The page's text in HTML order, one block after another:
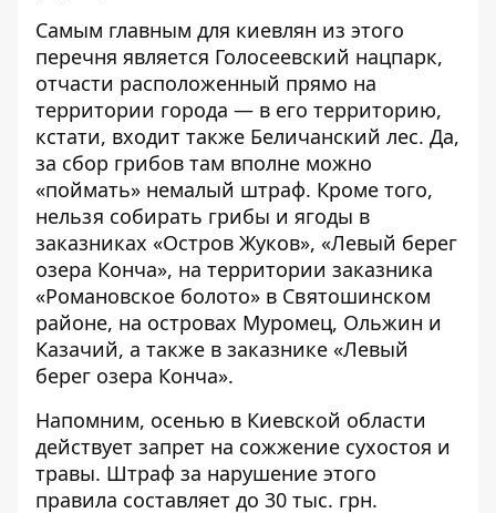
Самым главным для киевлян из этого
перечня является Голосеевский нацпарк,
отчасти расположенный прямо на
территории города — в его территорию,
кстати, входит также Беличанский лес. Да,
за сбор грибов там вполне можно
«поймать» немалый штраф. Кроме того,
нельзя собирать грибы и ягоды в
заказниках «Остров Жуков», «Левый берег
озера Конча», на территории заказника
«Романовское болото» в Святошинском
районе, на островах Муромец, Ольжин и
Казачий, а также в заказнике «Левый
берег озера Конча».
Напомним, осенью в Киевской области
действует запрет на сожжение сухостоя и
травы. Штраф за нарушение этого
правила составляет до 30 тыс. грн.